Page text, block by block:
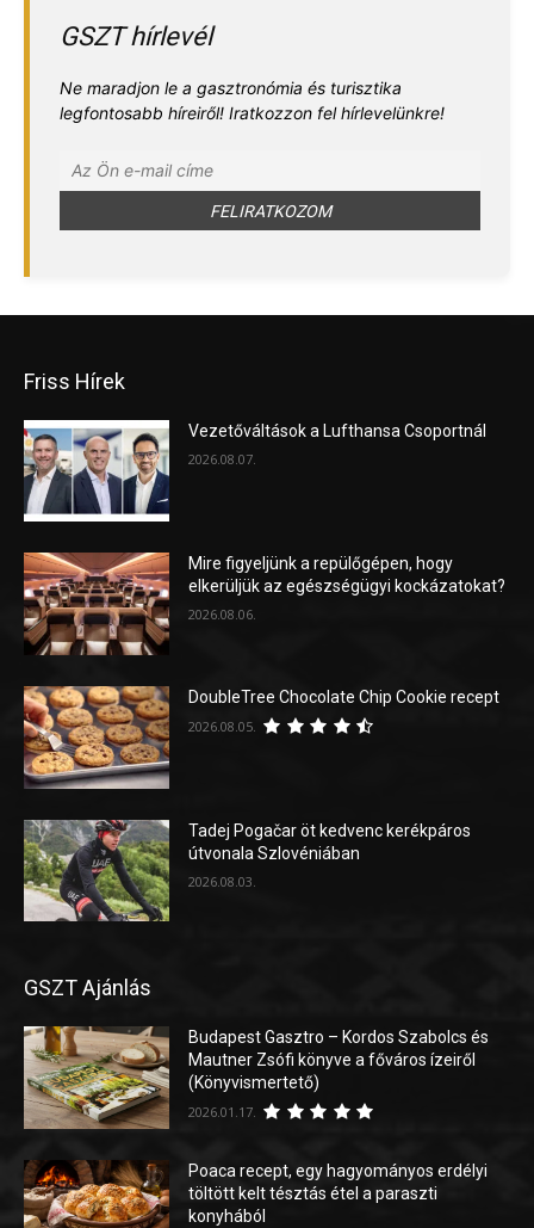
GSZT hírlevél
Ne maradjon le a gasztronómia és turisztika
legfontosabb híreiről! Iratkozzon fel hírlevelünkre!
Friss Hírek
Vezetőváltások a Lufthansa Csoportnál
2026.08.07.
Mire figyeljünk a repülőgépen, hogy
elkerüljük az egészségügyi kockázatokat?
2026.08.06.
DoubleTree Chocolate Chip Cookie recept
2026.08.05.
Tadej Pogačar öt kedvenc kerékpáros
útvonala Szlovéniában
2026.08.03.
GSZT Ajánlás
Budapest Gasztro – Kordos Szabolcs és
Mautner Zsófi könyve a főváros ízeiről
(Könyvismertető)
2026.01.17.
Poaca recept, egy hagyományos erdélyi
töltött kelt tésztás étel a paraszti
konyhából